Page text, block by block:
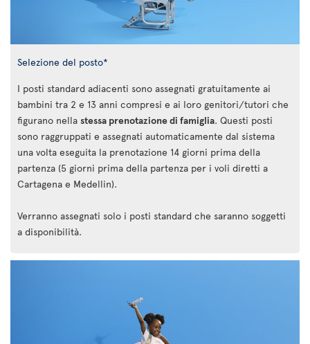
Selezione del posto*
I posti standard adiacenti sono assegnati gratuitamente ai
bambini tra 2 e 13 anni compresi e ai loro genitori/tutori che
figurano nella stessa prenotazione di famiglia. Questi posti
sono raggruppati e assegnati automaticamente dal sistema
una volta eseguita la prenotazione 14 giorni prima della
partenza (5 giorni prima della partenza per i voli diretti a
Cartagena e Medellin).
Verranno assegnati solo i posti standard che saranno soggetti
a disponibilità.